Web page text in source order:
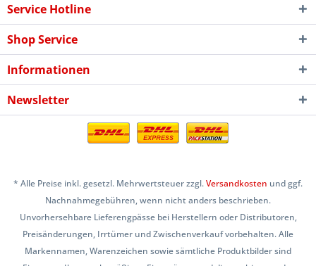
Service Hotline
Shop Service
Informationen
Newsletter
* Alle Preise inkl. gesetzl. Mehrwertsteuer zzgl.Versandkosten und ggf.
Nachnahmegebühren, wenn nicht anders beschrieben.
Unvorhersehbare Lieferengpässe bei Herstellern oder Distributoren,
Preisänderungen, Irrtümer und Zwischenverkauf vorbehalten. Alle
Markennamen, Warenzeichen sowie sämtliche Produktbilder sind